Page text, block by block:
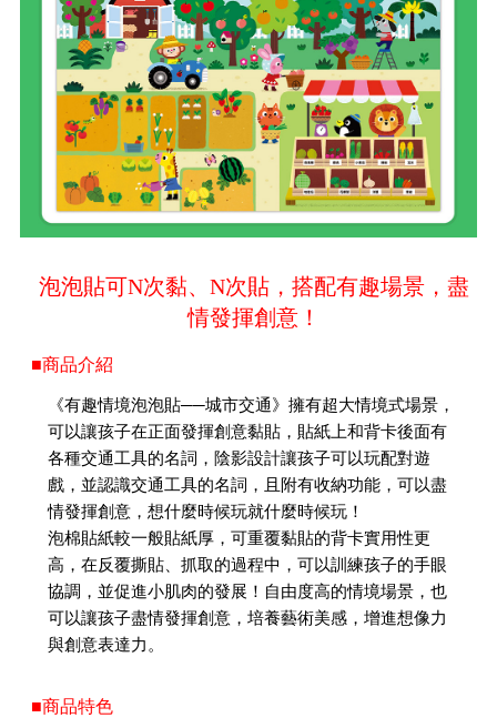
泡泡貼可N次黏、N次貼，搭配有趣場景，盡
情發揮創意！
■商品介紹
《有趣情境泡泡貼──城市交通》擁有超大情境式場景，
可以讓孩子在正面發揮創意黏貼，貼紙上和背卡後面有
各種交通工具的名詞，陰影設計讓孩子可以玩配對遊
戲，並認識交通工具的名詞，且附有收納功能，可以盡
情發揮創意，想什麼時候玩就什麼時候玩！
泡棉貼紙較一般貼紙厚，可重覆黏貼的背卡實用性更
高，在反覆撕貼、抓取的過程中，可以訓練孩子的手眼
協調，並促進小肌肉的發展！自由度高的情境場景，也
可以讓孩子盡情發揮創意，培養藝術美感，增進想像力
與創意表達力。
■商品特色